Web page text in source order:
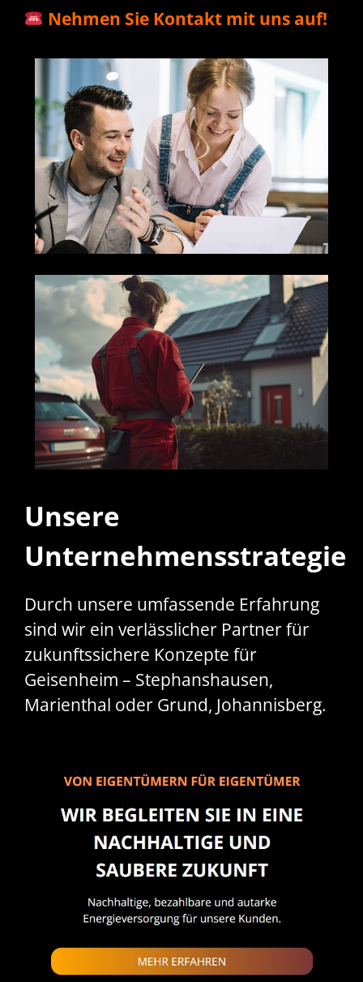
Nehmen Sie Kontakt mit uns auf!
Unsere
Unternehmensstrategie
Durch unsere umfassende Erfahrung
sind wir ein verlässlicher Partner für
zukunftssichere Konzepte für
Geisenheim – Stephanshausen,
Marienthal oder Grund, Johannisberg.